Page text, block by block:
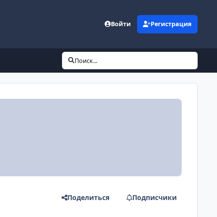
Войти Регистрация
Поиск...
Поделиться Подписчики